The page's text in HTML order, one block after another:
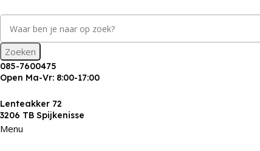
Zoeken
085-7600475
Open Ma-Vr: 8:00-17:00
Lenteakker 72
3206 TB Spijkenisse
Menu